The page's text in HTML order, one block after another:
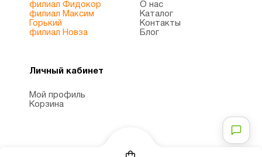
филиал Фидокор
филиал Максим
Горький
филиал Новза
О нас
Каталог
Контакты
Блог
Личный кабинет
Мой профиль
Корзина